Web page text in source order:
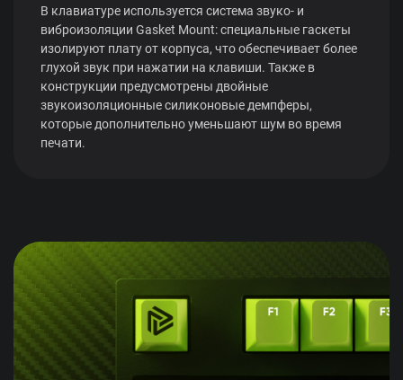
В клавиатуре используется система звуко- и
виброизоляции Gasket Mount: специальные гаскеты
изолируют плату от корпуса, что обеспечивает более
глухой звук при нажатии на клавиши. Также в
конструкции предусмотрены двойные
звукоизоляционные силиконовые демпферы,
которые дополнительно уменьшают шум во время
печати.